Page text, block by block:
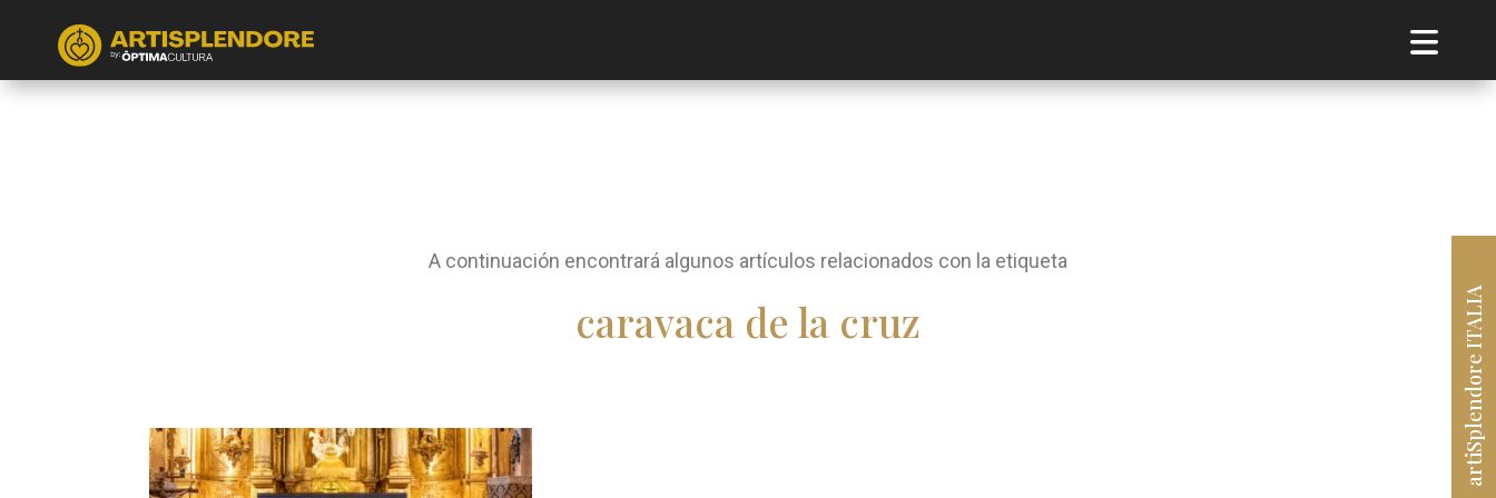
artiSplendore ITALIA
A continuación encontrará algunos artículos relacionados con la etiqueta
caravaca de la cruz